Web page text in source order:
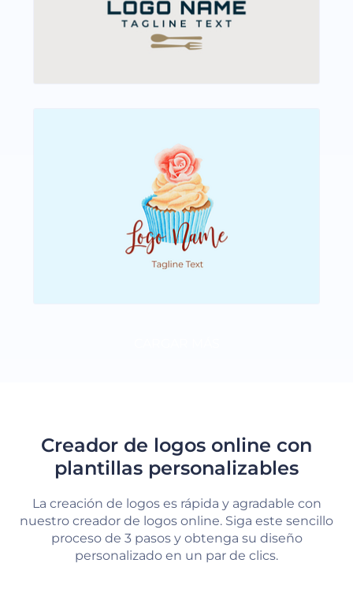
Creador de logos online con
plantillas personalizables
La creación de logos es rápida y agradable con
nuestro creador de logos online. Siga este sencillo
proceso de 3 pasos y obtenga su diseño
personalizado en un par de clics.